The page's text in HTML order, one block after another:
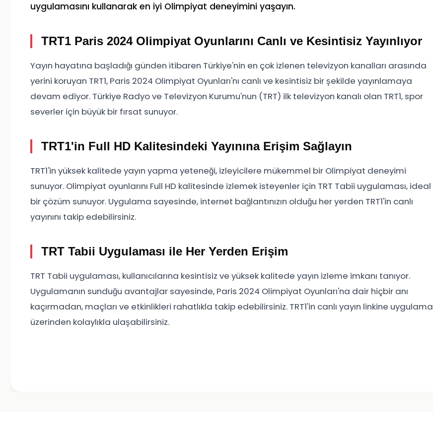
uygulamasını kullanarak en iyi Olimpiyat deneyimini yaşayın.
TRT1 Paris 2024 Olimpiyat Oyunlarını Canlı ve Kesintisiz Yayınlıyor
Yayın hayatına başladığı günden itibaren Türkiye'nin en çok izlenen televizyon kanalları arasında
yerini koruyan TRT1, Paris 2024 Olimpiyat Oyunları'nı canlı ve kesintisiz bir şekilde yayınlamaya
devam ediyor. Türkiye Radyo ve Televizyon Kurumu'nun (TRT) ilk televizyon kanalı olan TRT1, spor
severler için büyük bir fırsat sunuyor.
TRT1'in Full HD Kalitesindeki Yayınına Erişim Sağlayın
TRT1'in yüksek kalitede yayın yapma yeteneği, izleyicilere mükemmel bir Olimpiyat deneyimi
sunuyor. Olimpiyat oyunlarını Full HD kalitesinde izlemek isteyenler için TRT Tabii uygulaması, ideal
bir çözüm sunuyor. Uygulama sayesinde, internet bağlantınızın olduğu her yerden TRT1'in canlı
yayınını takip edebilirsiniz.
TRT Tabii Uygulaması ile Her Yerden Erişim
TRT Tabii uygulaması, kullanıcılarına kesintisiz ve yüksek kalitede yayın izleme imkanı tanıyor.
Uygulamanın sunduğu avantajlar sayesinde, Paris 2024 Olimpiyat Oyunları'na dair hiçbir anı
kaçırmadan, maçları ve etkinlikleri rahatlıkla takip edebilirsiniz. TRT1'in canlı yayın linkine uygulama
üzerinden kolaylıkla ulaşabilirsiniz.